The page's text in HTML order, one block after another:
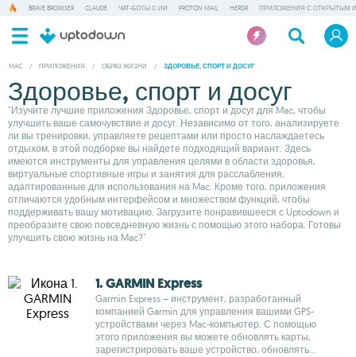
BRAVE BROWSER CLAUDE ЧАТ-БОТЫ С ИИ PROTON MAIL HERDR ПРИЛОЖЕНИЯ С ОТКРЫТЫМ
MAC / ПРИЛОЖЕНИЯ / ОБРАЗ ЖИЗНИ / ЗДОРОВЬЕ, СПОРТ И ДОСУГ
Здоровье, спорт и досуг
"Изучите лучшие приложения Здоровье, спорт и досуг для Mac, чтобы
улучшить ваше самочувствие и досуг. Независимо от того, анализируете
ли вы тренировки, управляете рецептами или просто наслаждаетесь
отдыхом, в этой подборке вы найдете подходящий вариант. Здесь
имеются инструменты для управления целями в области здоровья,
виртуальные спортивные игры и занятия для расслабления,
адаптированные для использования на Mac. Кроме того, приложения
отличаются удобным интерфейсом и множеством функций, чтобы
поддерживать вашу мотивацию. Загрузите понравившееся с Uptodown и
преобразите свою повседневную жизнь с помощью этого набора. Готовы
улучшить свою жизнь на Mac?"
1. GARMIN Express
Garmin Express – инструмент, разработанный
компанией Garmin для управления вашими GPS-
устройствами через Mac-компьютер. С помощью
этого приложения вы можете обновлять карты,
зарегистрировать ваше устройство, обновлять...